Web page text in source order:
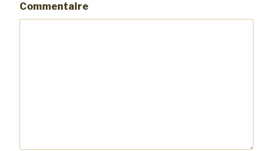
Commentaire